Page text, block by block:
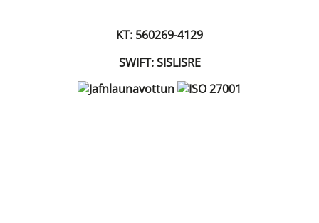
KT: 560269-4129
SWIFT: SISLISRE